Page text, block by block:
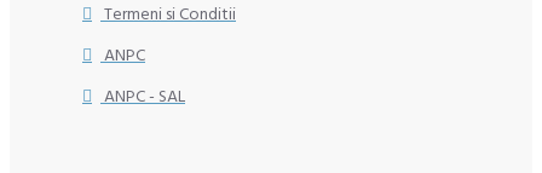
Termeni si Conditii
ANPC
ANPC - SAL